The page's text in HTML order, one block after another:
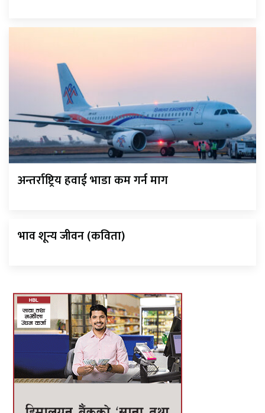
अन्तर्राष्ट्रिय हवाई भाडा कम गर्न माग
भाव शून्य जीवन (कविता)